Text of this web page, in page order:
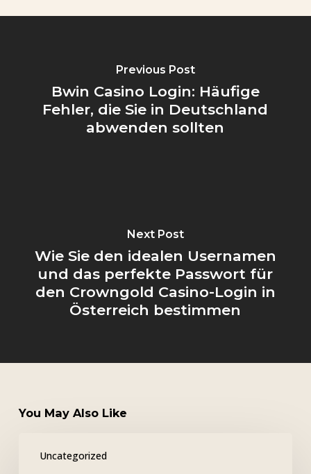
Previous Post
Bwin Casino Login: Häufige
Fehler, die Sie in Deutschland
abwenden sollten
Next Post
Wie Sie den idealen Usernamen
und das perfekte Passwort für
den Crowngold Casino-Login in
Österreich bestimmen
You May Also Like
Uncategorized
Casino